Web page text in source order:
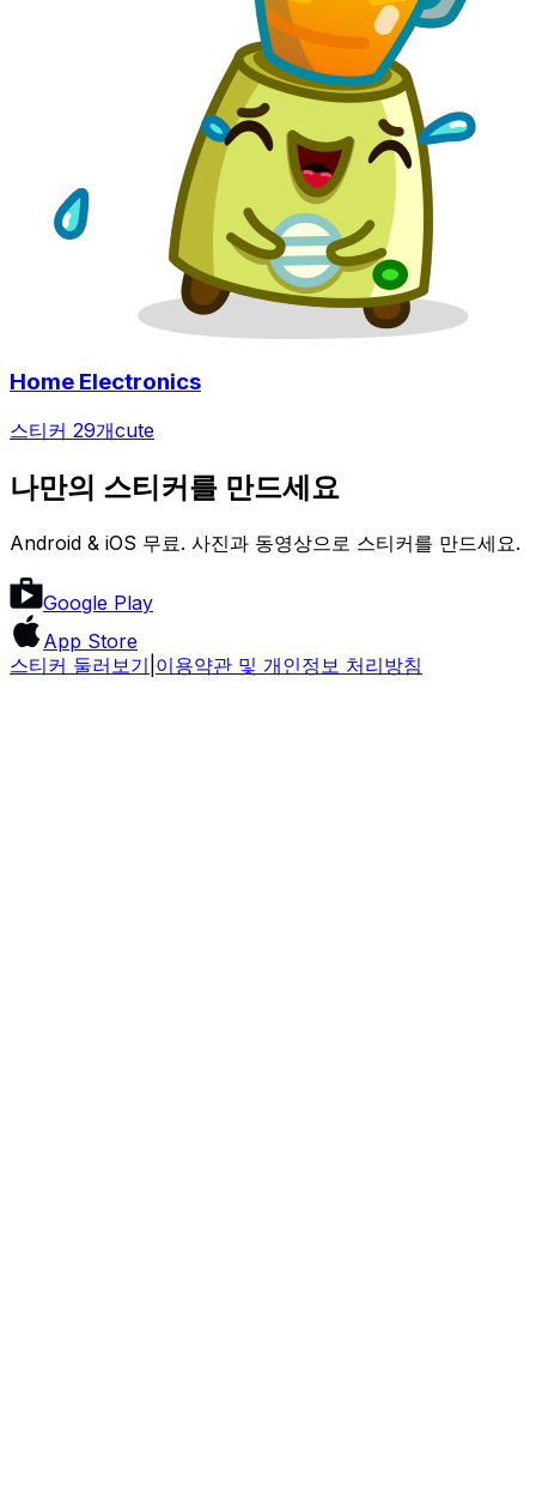
Home Electronics
스티커 29개cute
나만의 스티커를 만드세요
Android & iOS 무료. 사진과 동영상으로 스티커를 만드세요.
Google Play
App Store
스티커 둘러보기 이용약관 및 개인정보 처리방침